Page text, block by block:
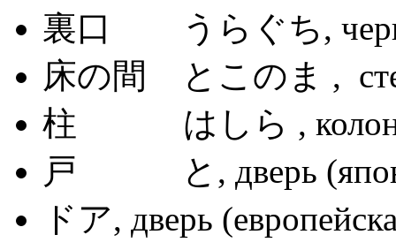
裏口 うらぐち,
床の間 とこのま ,
柱 はしら ,
戸 と, дверь
ドア, дверь